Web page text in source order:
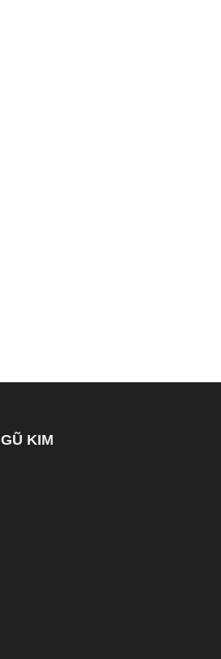
KIM